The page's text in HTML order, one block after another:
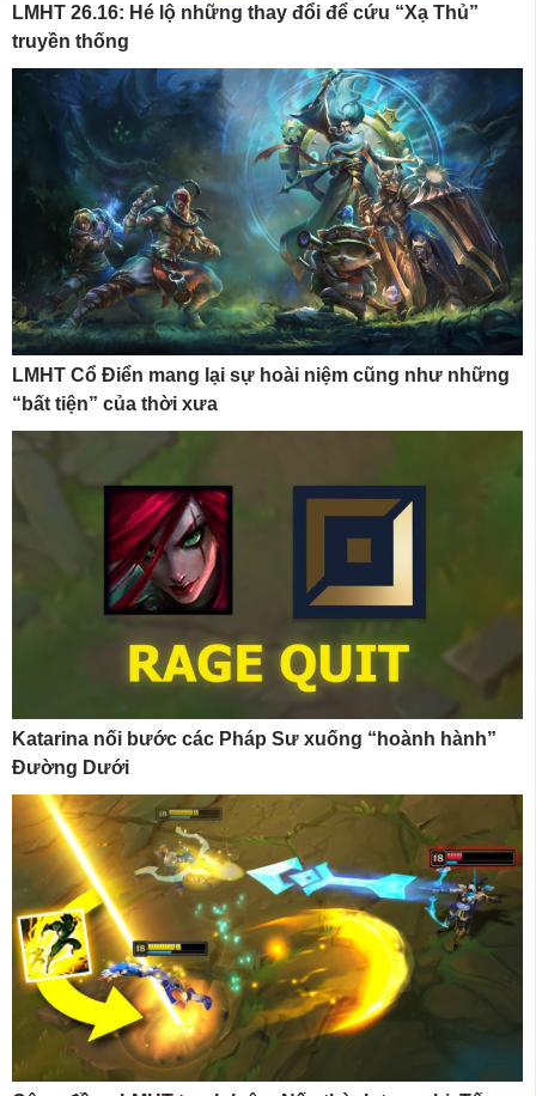
LMHT 26.16: Hé lộ những thay đổi để cứu “Xạ Thủ”
truyền thống
LMHT Cổ Điển mang lại sự hoài niệm cũng như những
“bất tiện” của thời xưa
Katarina nối bước các Pháp Sư xuống “hoành hành”
Đường Dưới